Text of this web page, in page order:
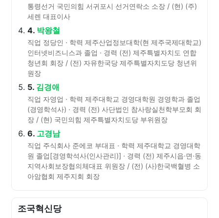
통령선거 국민의힘 서귀포시 선거연락소 소장 / (현) (주)
세렌 대표이사
4. 박왕철
직업 정당인 · 학력 제주산업정보대학(현 제주국제대학교)
인터넷비즈니스과 졸업 · 경력 (전) 제주특별자치도 연합
청년회 회장 / (전) 자유한국당 제주특별자치도당 청년위
원장
5. 김경애
직업 자영업 · 학력 제주대학교 경영대학원 경영학과 졸업
(경영학석사) · 경력 (전) 사단법인 참사랑실천학부모회 회
장 / (현) 국민의힘 제주특별자치도당 부위원장
6. 고경남
직업 주식회사 준에코 부대표 · 학력 제주대학교 경영대학
원 졸업[경영학석사(인사관리)] · 경력 (전) 제주시읍·면·동
지역사회보장협의체대표 위원장 / (전) (사)한국백혈병 소
아암협회 제주지회 회장
조국혁신당